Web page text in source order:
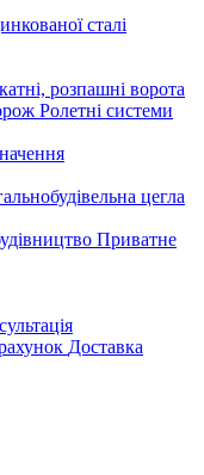
сталі
розпашні ворота
Ролетні системи
цегла
Приватне
Доставка